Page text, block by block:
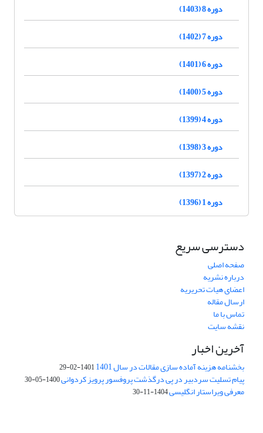
دوره 8 (1403)
دوره 7 (1402)
دوره 6 (1401)
دوره 5 (1400)
دوره 4 (1399)
دوره 3 (1398)
دوره 2 (1397)
دوره 1 (1396)
دسترسی سریع
صفحه اصلی
درباره نشریه
اعضای هیات تحریریه
ارسال مقاله
تماس با ما
نقشه سایت
آخرین اخبار
بخشنامه هزینه آماده سازی مقالات در سال 1401 1401-02-29
پیام تسلیت سردبیر در پی درگذشت پروفسور پرویز کردوانی1400-05-30
معرفی ویراستار انگلیسی1404-11-30